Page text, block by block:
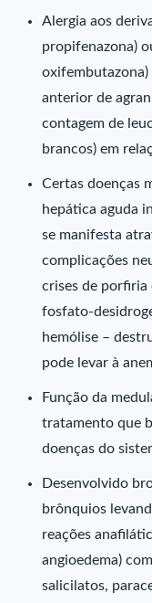
Alergia aos
propifenazona)
anterior de
contagem de
brancos) em
Certas doenças
hepática aguda
se manifesta
complicações
crises de porfiria
fosfato-
hemólise –
pode levar à
Função da
tratamento que
doenças do
Desenvolvido
brônquios
reações
angioedema)
salicilatos,